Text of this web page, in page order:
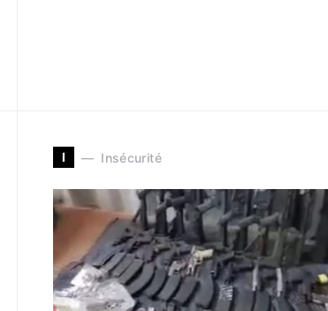
I Insécurité